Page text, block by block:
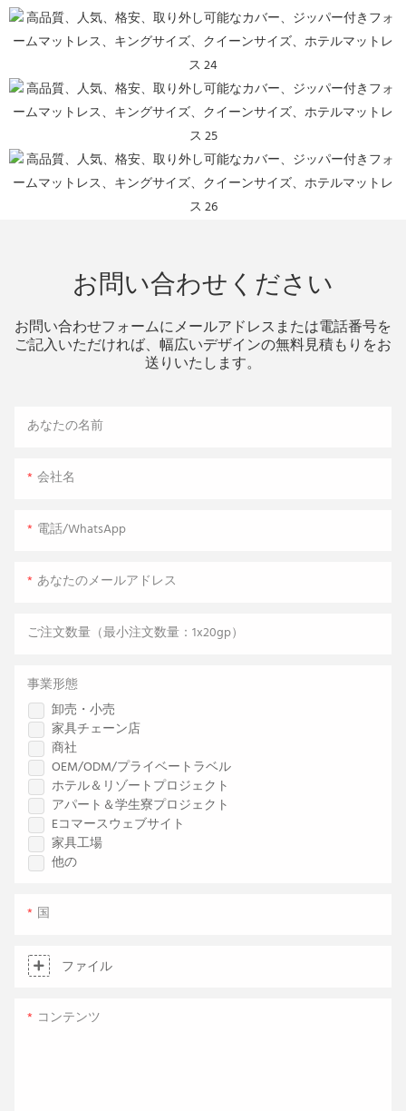
お問い合わせください
お問い合わせフォームにメールアドレスまたは電話番号を
ご記入いただければ、幅広いデザインの無料見積もりをお
送りいたします。
あなたの名前
会社名
電話/WhatsApp
あなたのメールアドレス
ご注文数量（最小注文数量：1x20gp）
卸売・小売
家具チェーン店
商社
OEM/ODM/プライベートラベル
ホテル＆リゾートプロジェクト
アパート＆学生寮プロジェクト
Eコマースウェブサイト
家具工場
他の
事業形態
国
ファイル
コンテンツ